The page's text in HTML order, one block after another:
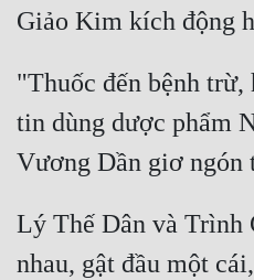
"Thuốc đến bệnh
tin dùng dược phẩm
Lý Thế Dân và
nhau, gật đầu một